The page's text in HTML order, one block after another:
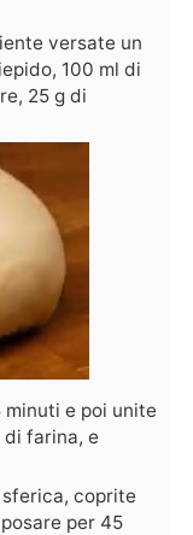
versate un
100 ml di
25 g di
e poi unite
farina, e
coprite
per 45